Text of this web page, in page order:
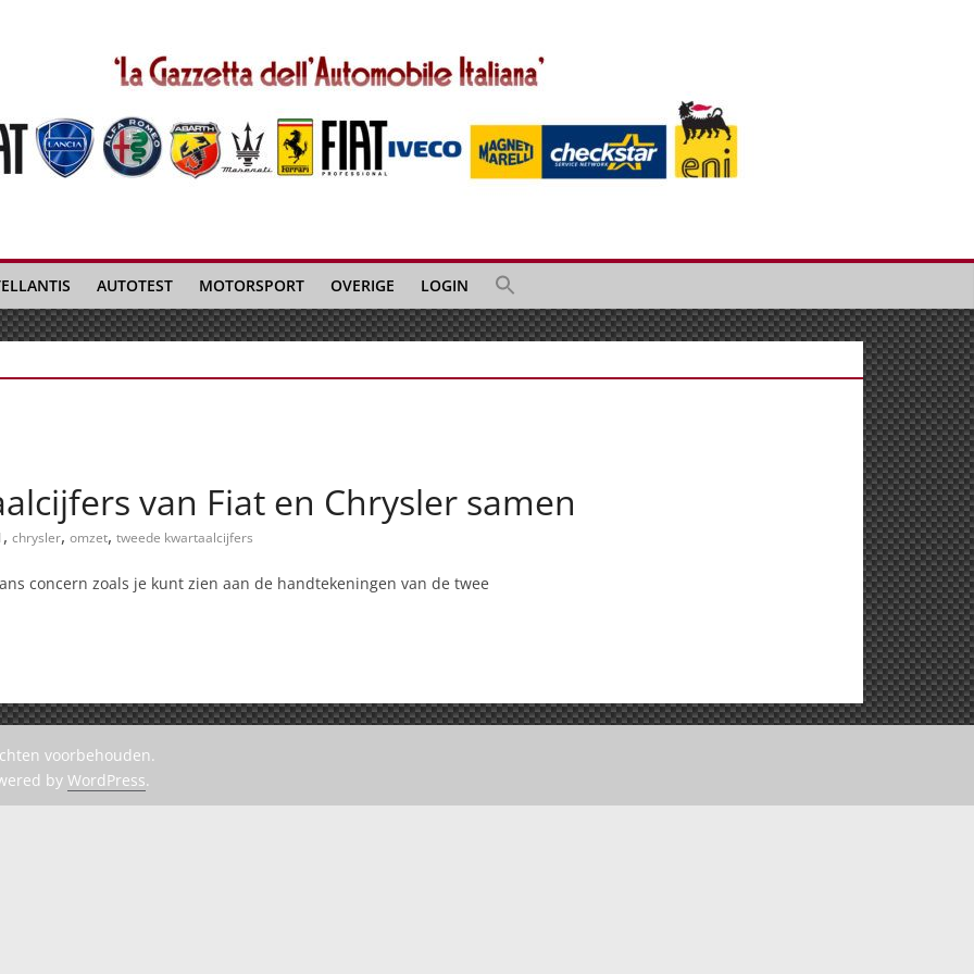
AUTOTEST MOTORSPORT OVERIGE LOGIN
van Fiat en Chrysler samen
, chrysler, omzet, tweede kwartaalcijfers
concern zoals je kunt zien aan de handtekeningen van de twee
voorbehouden.
by WordPress.